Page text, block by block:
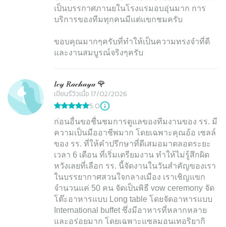
เป็นบรรกาศภานยในโรงแรมอบอุ่นมาก การ
บริการของทีมทุกคนมีแต่แขกชมครับ
ขอบคุณมากๆครับที่ทำให้เป็นความทรงจำที่ดี
และงานสมบูรณ์จริงๆครับ
𝐼𝒸𝓎 𝑅𝒶𝒸𝒽𝒶𝓎𝒶 🌹
เขียนรีวิวเมื่อ 17/02/2026
5.0
ก่อนอื่นขอชื่นชมการดูแลของทีมงานของ รร. มี
ความเป็นมืออาชีพมาก โดยเฉพาะคุณอ้อ เซลล์
ของ รร. ที่ให้คำปรึกษาที่ดีเสมอมาตลอดระยะ
เวลา 6 เดือน ที่เริ่มเตรียมงาน ทำให้ไม่รู้สึกผิด
หวังเลยที่เลือก รร. นี้จัดงานในวันสำคัญของเรา
ในบรรยากาศสวนใจกลางเมือง เราเชิญแขก
จำนวนแค่ 50 คน จัดเป็นพิธี vow ceremony จัด
โต๊ะอาหารแบบ Long table โดยจัดอาหารแบบ
International buffet ซึ่งมีอาหารที่หลากหลาย
และอร่อยมาก โดยเฉพาะแซลมอนเทอริยากิ